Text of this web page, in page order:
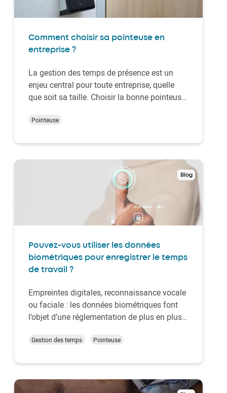
Comment choisir sa pointeuse en
entreprise ?
La gestion des temps de présence est un
enjeu central pour toute entreprise, quelle
que soit sa taille. Choisir la bonne pointeuse
en un système fluide, fiable et conforme aux
des solutions disponibles sur le mar…
Pointeuse
Blog
Pouvez-vous utiliser les données
biométriques pour enregistrer le temps
de travail ?
Empreintes digitales, reconnaissance vocale
ou faciale : les données biométriques font
l’objet d’une réglementation de plus en plus
privées. Aujourd’hui intégrées aux
elles aussi être utilisées en entreprise pour la
g…
Gestion des temps Pointeuse